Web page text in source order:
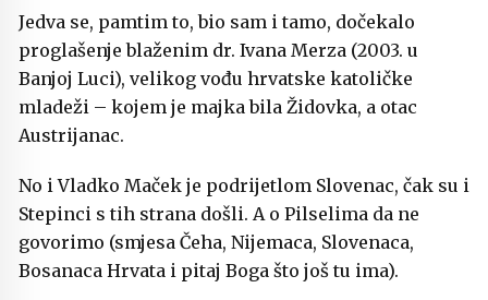
Jedva se, pamtim to, bio sam i tamo, dočekalo
proglašenje blaženim dr. Ivana Merza (2003. u
Banjoj Luci), velikog vođu hrvatske katoličke
mladeži – kojem je majka bila Židovka, a otac
Austrijanac.
No i Vladko Maček je podrijetlom Slovenac, čak su i
Stepinci s tih strana došli. A o Pilselima da ne
govorimo (smjesa Čeha, Nijemaca, Slovenaca,
Bosanaca Hrvata i pitaj Boga što još tu ima).